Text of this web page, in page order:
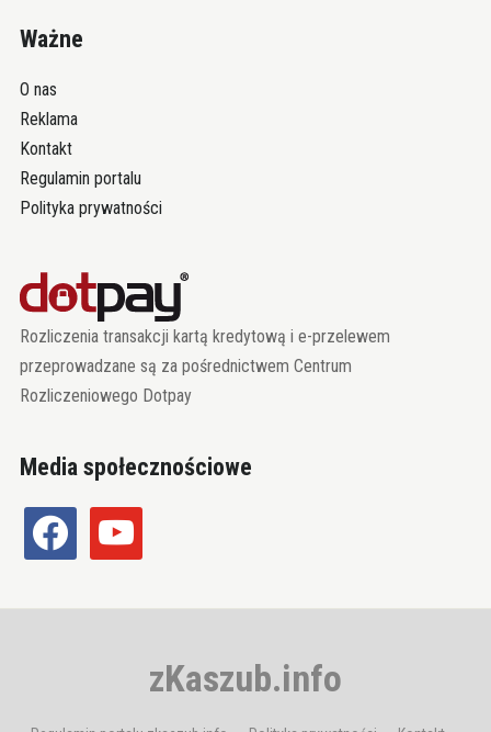
Ważne
O nas
Reklama
Kontakt
Regulamin portalu
Polityka prywatności
Rozliczenia transakcji kartą kredytową i e-przelewem
przeprowadzane są za pośrednictwem Centrum
Rozliczeniowego Dotpay
Media społecznościowe
facebook youtube
zKaszub.info